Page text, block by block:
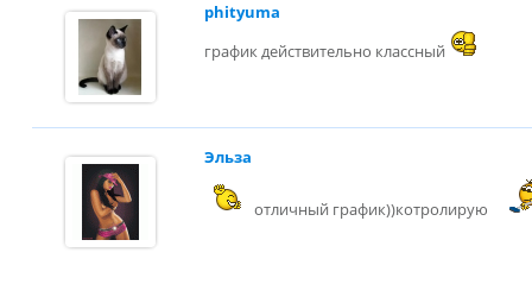
phityuma
график действительно классный
Эльза
отличный график))котролирую